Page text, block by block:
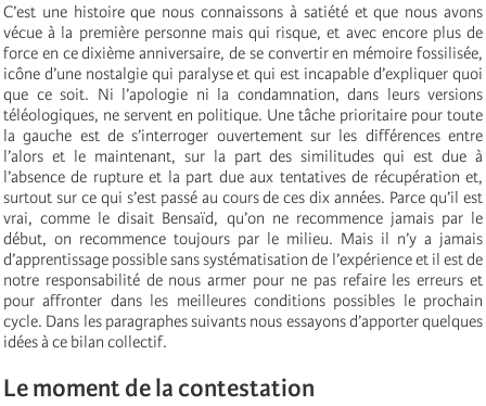
C’est une histoire que nous connaissons à satiété et que nous avons
vécue à la première personne mais qui risque, et avec encore plus de
force en ce dixième anniversaire, de se convertir en mémoire fossilisée,
icône d’une nostalgie qui paralyse et qui est incapable d’expliquer quoi
que ce soit. Ni l’apologie ni la condamnation, dans leurs versions
téléologiques, ne servent en politique. Une tâche prioritaire pour toute
la gauche est de s’interroger ouvertement sur les différences entre
l’alors et le maintenant, sur la part des similitudes qui est due à
l’absence de rupture et la part due aux tentatives de récupération et,
surtout sur ce qui s’est passé au cours de ces dix années. Parce qu’il est
vrai, comme le disait Bensaïd, qu’on ne recommence jamais par le
début, on recommence toujours par le milieu. Mais il n’y a jamais
d’apprentissage possible sans systématisation de l’expérience et il est de
notre responsabilité de nous armer pour ne pas refaire les erreurs et
pour affronter dans les meilleures conditions possibles le prochain
cycle. Dans les paragraphes suivants nous essayons d’apporter quelques
idées à ce bilan collectif.
Le moment de la contestation